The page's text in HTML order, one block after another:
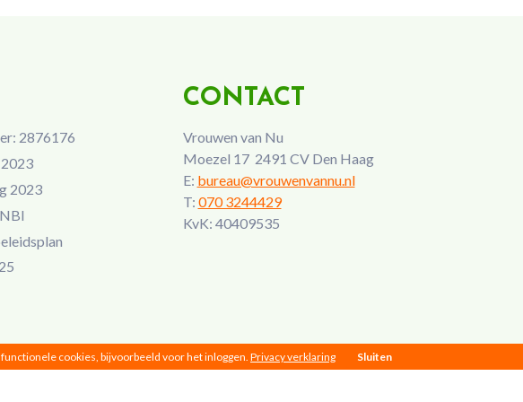
2876176
2023
CONTACT
Vrouwen van Nu
Moezel 17 2491 CV Den Haag
E: bureau@vrouwenvannu.nl
T: 070 3244429
KvK: 40409535
cookies, bijvoorbeeld voor het inloggen. Privacy verklaring Sluiten